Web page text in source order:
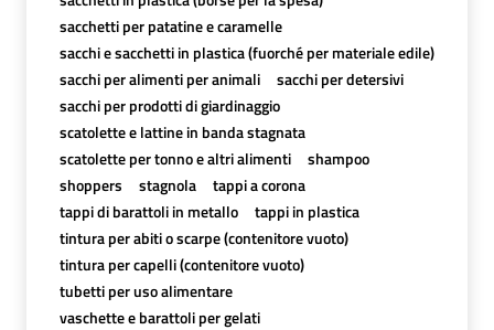
sacchetti per patatine e caramelle
sacchi e sacchetti in plastica (fuorché per materiale edile)
sacchi per alimenti per animali
sacchi per detersivi
sacchi per prodotti di giardinaggio
scatolette e lattine in banda stagnata
scatolette per tonno e altri alimenti
shampoo
shoppers
stagnola
tappi a corona
tappi di barattoli in metallo
tappi in plastica
tintura per abiti o scarpe (contenitore vuoto)
tintura per capelli (contenitore vuoto)
tubetti per uso alimentare
vaschette e barattoli per gelati